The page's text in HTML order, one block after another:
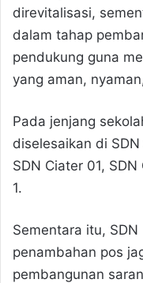
direvitalisasi,
dalam tahap
pendukung guna
yang aman,
Pada jenjang
diselesaikan di
SDN Ciater 01,
1.
Sementara itu,
penambahan pos
pembangunan